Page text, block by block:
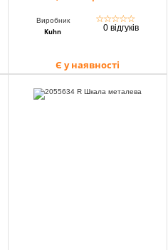
Виробник
Kuhn
☆☆☆☆☆
0 відгуків
Є у наявності